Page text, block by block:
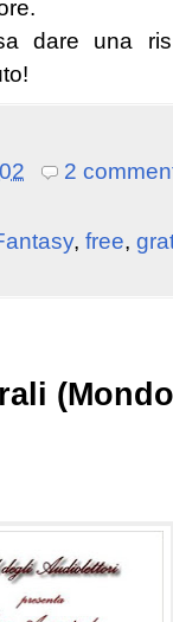
dare una
2
, free,